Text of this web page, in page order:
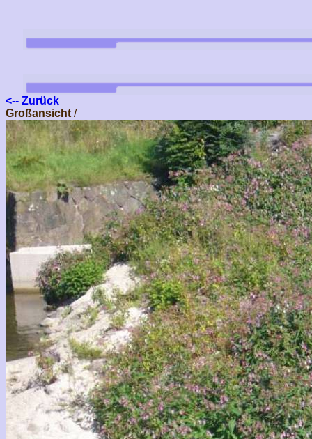
<-- Zurück
Großansicht /